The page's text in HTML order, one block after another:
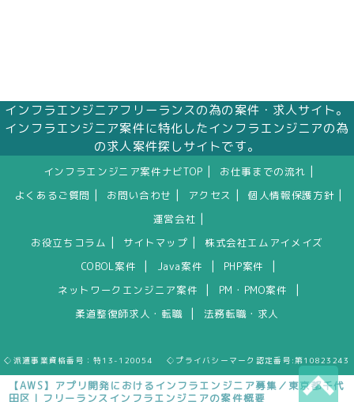
【AWS】アプリ開発におけるインフラエンジニア募集／東京都千代
田区｜フリーランスインフラエンジニアの案件概要
インフラエンジニアフリーランスの為の案件・求人サイト。
インフラエンジニア案件に特化したインフラエンジニアの為
の求人案件探しサイトです。
インフラエンジニア案件ナビTOP お仕事までの流れ
よくあるご質問 お問い合わせ アクセス 個人情報保護方針
運営会社
お役立ちコラム サイトマップ
株式会社エムアイメイズ
COBOL案件
Java案件 PHP案件
ネットワークエンジニア案件 PM・PMO案件
柔道整復師求人・転職 法務転職・求人
◇派遣事業資格番号：特13-120054 ◇プライバシーマーク認定番号:第10823243